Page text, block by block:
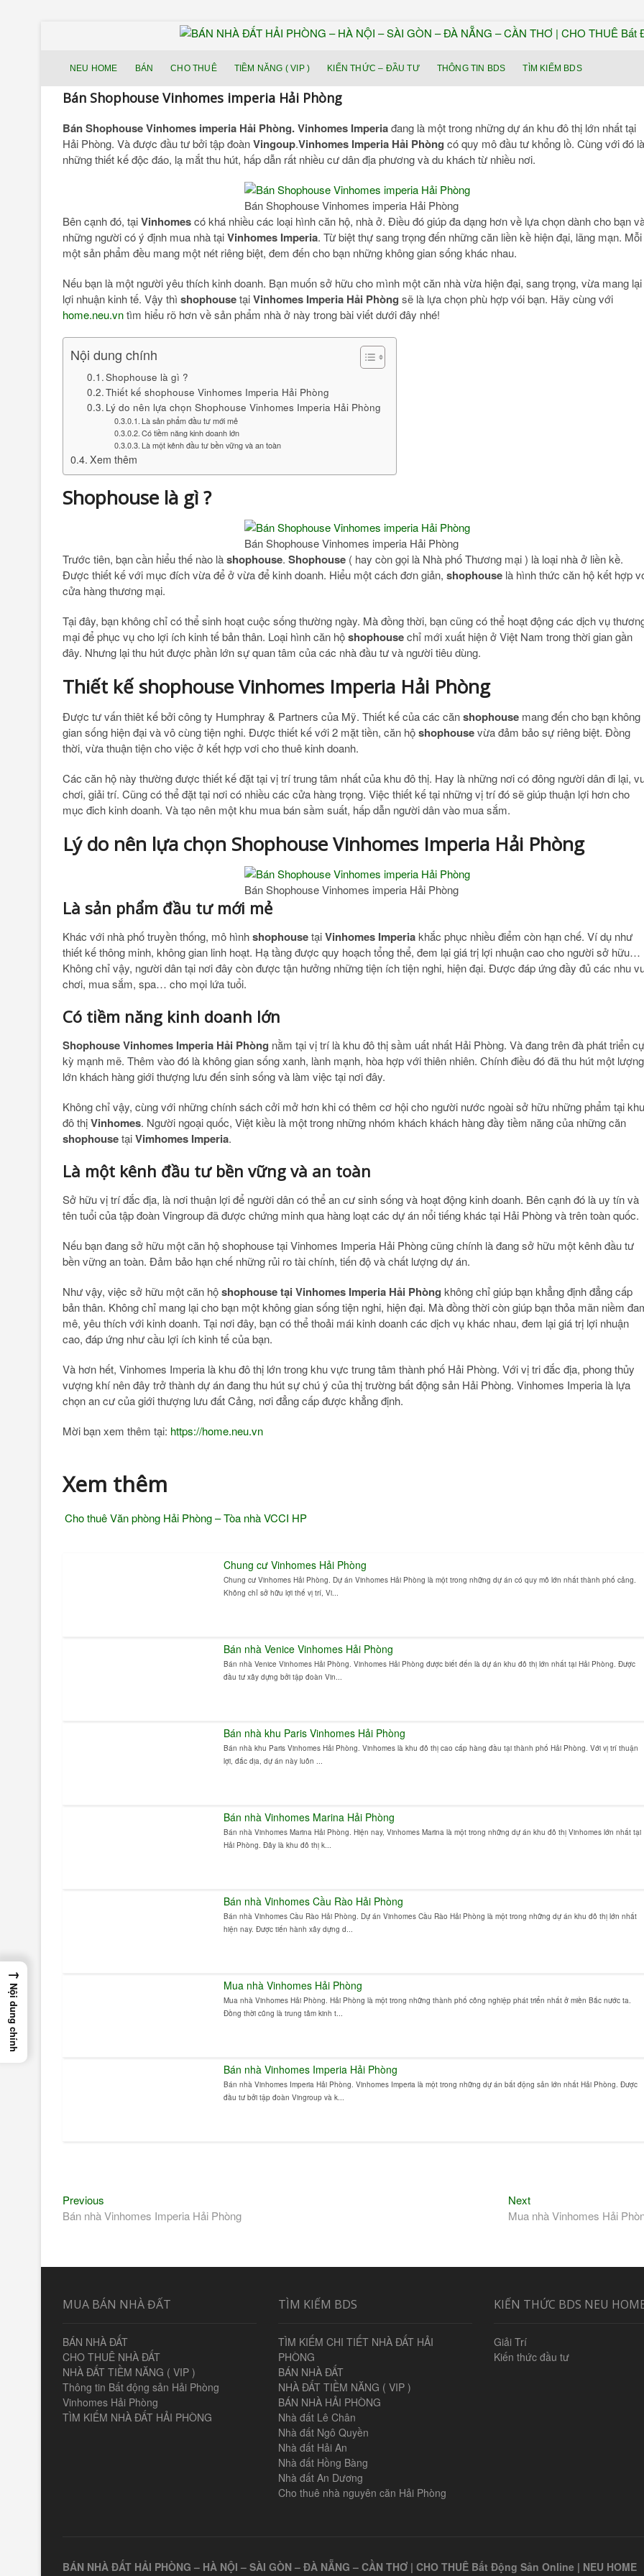
NEU HOME BÁN CHO THUÊ TIỀM NĂNG ( VIP ) KIẾN THỨC – ĐẦU TƯ THÔNG TIN BDS TÌM KIẾM BDS
Bán Shophouse Vinhomes imperia Hải Phòng
Bán Shophouse Vinhomes imperia Hải Phòng. Vinhomes Imperiađang là một trong những dự án khu đô thị lớn nhất tại
Hải Phòng. Và được đầu tư bởi tập đoànVingoup.Vinhomes Imperia Hải Phòng có quy mô đầu tư khổng lồ. Cùng với đó là
những thiết kế độc đáo, lạ mắt thu hút, hấp dẫn rất nhiều cư dân địa phương và du khách từ nhiều nơi.
Bán Shophouse Vinhomes imperia Hải Phòng
Bên cạnh đó, tạiVinhomescó khá nhiều các loại hình căn hộ, nhà ở. Điều đó giúp đa dạng hơn về lựa chọn dành cho bạn
những người có ý định mua nhà tạiVinhomes Imperia. Từ biệt thự sang trọng đến những căn liền kề hiện đại, lãng mạn. Mỗi
một sản phẩm đều mang một nét riêng biệt, đem đến cho bạn những không gian sống khác nhau.
Nếu bạn là một người yêu thích kinh doanh. Bạn muốn sở hữu cho mình một căn nhà vừa hiện đại, sang trọng, vừa mang lại
lợi nhuận kinh tế. Vậy thì shophousetạiVinhomes Imperia Hải Phòng sẽ là lựa chọn phù hợp vói bạn. Hãy cùng với
home.neu.vntìm hiểu rõ hơn về sản phẩm nhà ở này trong bài viết dưới đây nhé!
Nội dung chính
Shophouse là gì ?
Thiết kế shophouse Vinhomes Imperia Hải Phòng
Lý do nên lựa chọn Shophouse Vinhomes Imperia Hải Phòng
Là sản phẩm đầu tư mới mẻ
Có tiềm năng kinh doanh lớn
Là một kênh đầu tư bền vững và an toàn
Xem thêm
Shophouse là gì ?
Bán Shophouse Vinhomes imperia Hải Phòng
Trước tiên, bạn cần hiểu thế nào làshophouse. Shophouse ( hay còn gọi là Nhà phố Thương mại ) là loại nhà ở liền kề.
Được thiết kế với mục đích vừa để ở vừa để kinh doanh. Hiểu một cách đơn giản, shophouse là hình thức căn hộ kết hợp
cửa hàng thương mại.
Tại đây, bạn không chỉ có thể sinh hoạt cuộc sống thường ngày. Mà đồng thời, bạn cũng có thể hoạt động các dịch vụ
mại để phục vụ cho lợi ích kinh tế bản thân. Loại hình căn hộshophousechỉ mới xuất hiện ở Việt Nam trong thời gian gần
đây. Nhưng lại thu hút được phần lớn sự quan tâm của các nhà đầu tư và người tiêu dùng.
Thiết kế shophouse Vinhomes Imperia Hải Phòng
Được tư vấn thiêt kế bởi công ty Humphray & Partners của Mỹ. Thiết kế của các cănshophouse mang đến cho bạn không
gian sống hiện đại và vô cùng tiện nghi. Được thiết kế với 2 mặt tiền, căn hộshophousevừa đảm bảo sự riêng biệt. Đồng
thời, vừa thuận tiện cho việc ở kết hợp vơi cho thuê kinh doanh.
Các căn hộ này thường được thiết kế đặt tại vị trí trung tâm nhất của khu đô thị. Hay là những nơi có đông người dân đi lại,
chơi, giải trí. Cũng có thể đặt tại nơi có nhiều các cửa hàng trọng. Việc thiết kế tại những vị trí đó sẽ giúp thuận lợi hơn cho
mục đich kinh doanh. Và tạo nên một khu mua bán sầm suất, hấp dẫn người dân vào mua sắm.
Lý do nên lựa chọn Shophouse Vinhomes Imperia Hải Phòng
Bán Shophouse Vinhomes imperia Hải Phòng
Là sản phẩm đầu tư mới mẻ
Khác với nhà phố truyền thống, mô hìnhshophousetạiVinhomes Imperiakhắc phục nhiều điểm còn hạn chế. Ví dụ như
thiết kế thông minh, không gian linh hoạt. Hạ tầng được quy hoạch tổng thể, đem lại giá trị lợi nhuận cao cho người sở hữu…
Không chỉ vậy, người dân tại nơi đây còn được tận hưởng những tiện ích tiện nghi, hiện đại. Được đáp ứng đầy đủ các nhu
chơi, mua sắm, spa… cho mọi lứa tuổi.
Có tiềm năng kinh doanh lớn
Shophouse Vinhomes Imperia Hải Phòng nằm tại vị trí là khu đô thị sầm uất nhất Hải Phòng. Và đang trên đà phát triển
kỳ mạnh mẽ. Thêm vào đó là không gian sống xanh, lành mạnh, hòa hợp với thiên nhiên. Chính điều đó đã thu hút một lượng
lớn khách hàng giới thượng lưu đến sinh sống và làm việc tại nơi đây.
Không chỉ vậy, cùng với những chính sách cởi mở hơn khi có thêm cơ hội cho người nước ngoài sở hữu những phẩm tại khu
đô thịVinhomes. Người ngoại quốc, Việt kiều là một trong những nhóm khách khách hàng đầy tiềm năng của những căn
shophousetạiVimhomes Imperia.
Là một kênh đầu tư bền vững và an toàn
Sở hữu vị trí đắc địa, là nơi thuận lợi để người dân có thể an cư sinh sống và hoạt động kinh doanh. Bên cạnh đó là uy tín và
tên tuổi của tập đoàn Vingroup đã được chứng minh qua hàng loạt các dự án nổi tiếng khác tại Hải Phòng và trên toàn quốc.
Nếu bạn đang sở hữu một căn hộ shophouse tại Vinhomes Imperia Hải Phòng cũng chính là đang sở hữu một kênh đầu tư
bền vững an toàn. Đảm bảo hạn chế những rủi ro tài chính, tiến độ và chất lượng dự án.
Như vậy, việc sở hữu một căn hộshophouse tại Vinhomes Imperia Hải Phòng không chỉ giúp bạn khẳng định đẳng cấp
bản thân. Không chỉ mang lại cho bạn một không gian sống tiện nghi, hiện đại. Mà đồng thời còn giúp bạn thỏa mãn niềm
mê, yêu thích với kinh doanh. Tại nơi đây, bạn có thể thoải mái kinh doanh các dịch vụ khác nhau, đem lại giá trị lợi nhuận
cao, đáp ứng như cầu lợi ích kinh tế của bạn.
Và hơn hết, Vinhomes Imperia là khu đô thị lớn trong khu vực trung tâm thành phố Hải Phòng. Với vị tri đắc địa, phong thủy
vượng khí nên đây trở thành dự án đang thu hút sự chú ý của thị trường bất động sản Hải Phòng. Vinhomes Imperia là lựa
chọn an cư của giới thượng lưu đất Cảng, nơi đẳng cấp được khẳng định.
Mời bạn xem thêm tại: https://home.neu.vn
Xem thêm
Cho thuê Văn phòng Hải Phòng – Tòa nhà VCCI HP
Chung cư Vinhomes Hải Phòng
Chung cư Vinhomes Hải Phòng. Dự án Vinhomes Hải Phòng là một trong những dự án có quy mô lớn nhất thành phố cảng.
Không chỉ sở hữu lợi thế vị trí, Vi...
Bán nhà Venice Vinhomes Hải Phòng
Bán nhà Venice Vinhomes Hải Phòng. Vinhomes Hải Phòng được biết đến là dự án khu đô thị lớn nhất tại Hải Phòng. Được
đầu tư xây dựng bởi tập đoàn Vin...
Bán nhà khu Paris Vinhomes Hải Phòng
Bán nhà khu Paris Vinhomes Hải Phòng. Vinhomes là khu đô thị cao cấp hàng đầu tại thành phố Hải Phòng. Với vị trí thuận
lợi, đắc dịa, dự án này luôn ...
Bán nhà Vinhomes Marina Hải Phòng
Bán nhà Vinhomes Marina Hải Phòng. Hiện nay, Vinhomes Marina là một trong những dự án khu đô thị Vinhomes lớn nhất tại
Hải Phòng. Đây là khu đô thị k...
Bán nhà Vinhomes Cầu Rào Hải Phòng
Bán nhà Vinhomes Cầu Rào Hải Phòng. Dự án Vinhomes Cầu Rào Hải Phòng là một trong những dự án khu đô thị lớn nhất
hiện nay. Được tiến hành xây dựng d...
Mua nhà Vinhomes Hải Phòng
Mua nhà Vinhomes Hải Phòng. Hải Phòng là một trong những thành phố công nghiệp phát triển nhất ở miền Bắc nước ta.
Đồng thời cũng là trung tâm kinh t...
Bán nhà Vinhomes Imperia Hải Phòng
Bán nhà Vinhomes Imperia Hải Phòng. Vinhomes Imperia là một trong những dự án bất động sản lớn nhất Hải Phòng. Được
đầu tư bởi tập đoàn Vingroup và k...
Điều
hướng
viết
Previous
post:
Bán nhà Vinhomes Imperia Hải Phòng
NextNext
post:
Mua nhà Vinhomes Hải
MUA BÁN NHÀ ĐẤT
BÁN NHÀ ĐẤT
CHO THUÊ NHÀ ĐẤT
NHÀ ĐẤT TIỀM NĂNG ( VIP )
Thông tin Bất động sản Hải Phòng
Vinhomes Hải Phòng
TÌM KIẾM NHÀ ĐẤT HẢI PHÒNG
TÌM KIẾM BDS
TÌM KIẾM CHI TIẾT NHÀ ĐẤT HẢI
PHÒNG
BÁN NHÀ ĐẤT
NHÀ ĐẤT TIỀM NĂNG ( VIP )
BÁN NHÀ HẢI PHÒNG
Nhà đất Lê Chân
Nhà đất Ngô Quyền
Nhà đất Hải An
Nhà đất Hồng Bàng
Nhà đất An Dương
Cho thuê nhà nguyên căn Hải Phòng
KIẾN THỨC BDS NEU
Giải Trí
Kiến thức đầu tư
BÁN NHÀ ĐẤT HẢI PHÒNG – HÀ NỘI – SÀI GÒN – ĐÀ NẴNG – CẦN THƠ | CHO THUÊ Bất Động Sản Online | NEU HOME
→
Nội dung chính